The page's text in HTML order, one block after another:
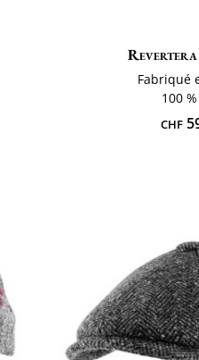
Revertera
Fabriqué
100
CHF